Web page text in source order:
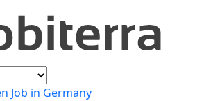
Job in Germany